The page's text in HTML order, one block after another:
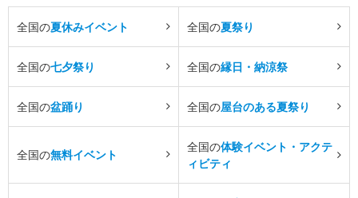
全国の夏休みイベント 全国の夏祭り
全国の七夕祭り 全国の縁日・納涼祭
全国の盆踊り 全国の屋台のある夏祭り
全国の無料イベント
全国の体験イベント・アクテ
ィビティ